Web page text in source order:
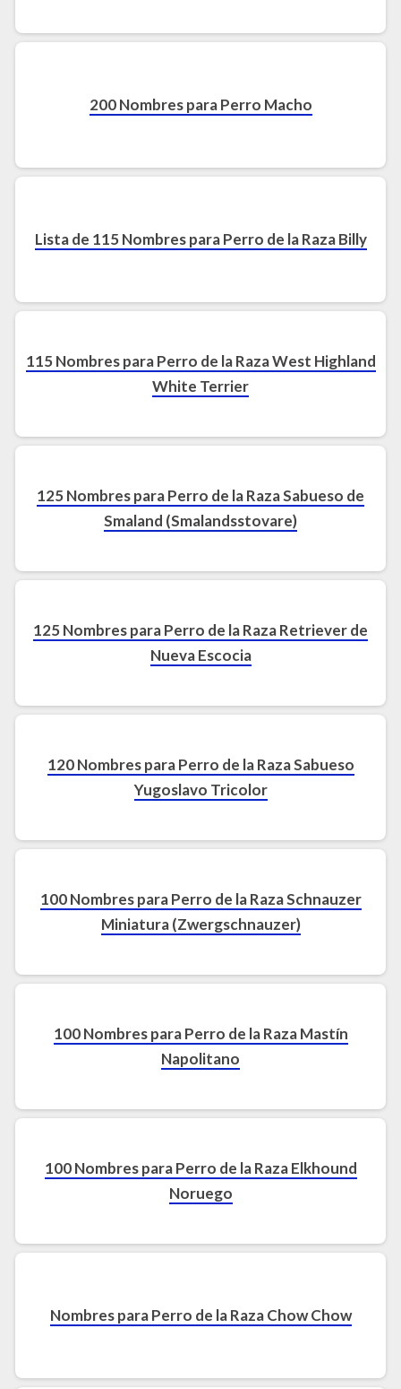
200 Nombres para Perro Macho
Lista de 115 Nombres para Perro de la Raza Billy
115 Nombres para Perro de la Raza West Highland
White Terrier
125 Nombres para Perro de la Raza Sabueso de
Smaland (Smalandsstovare)
125 Nombres para Perro de la Raza Retriever de
Nueva Escocia
120 Nombres para Perro de la Raza Sabueso
Yugoslavo Tricolor
100 Nombres para Perro de la Raza Schnauzer
Miniatura (Zwergschnauzer)
100 Nombres para Perro de la Raza Mastín
Napolitano
100 Nombres para Perro de la Raza Elkhound
Noruego
Nombres para Perro de la Raza Chow Chow